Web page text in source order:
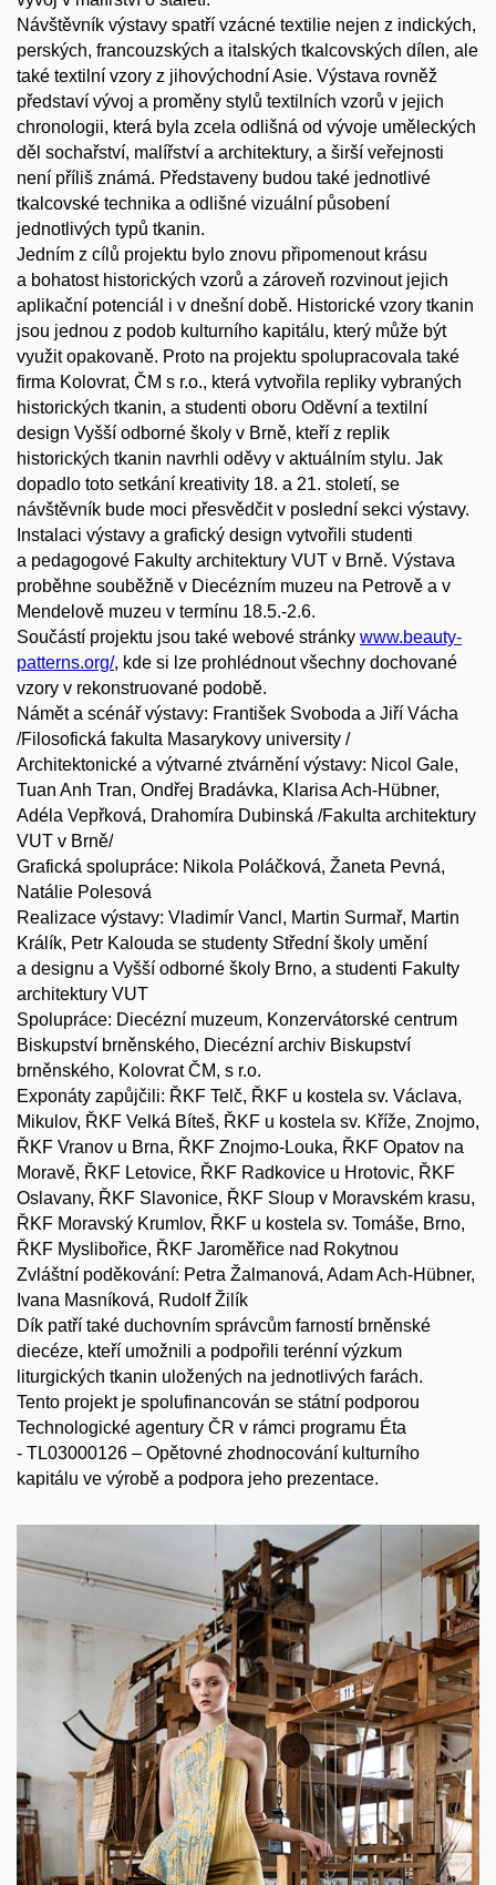
Návštěvník výstavy spatří vzácné textilie nejen z indických,
perských, francouzských a italských tkalcovských dílen, ale
také textilní vzory z jihovýchodní Asie. Výstava rovněž
představí vývoj a proměny stylů textilních vzorů v jejich
chronologii, která byla zcela odlišná od vývoje uměleckých
děl sochařství, malířství a architektury, a širší veřejnosti
není příliš známá. Představeny budou také jednotlivé
tkalcovské technika a odlišné vizuální působení
jednotlivých typů tkanin.
Jedním z cílů projektu bylo znovu připomenout krásu
a bohatost historických vzorů a zároveň rozvinout jejich
aplikační potenciál i v dnešní době. Historické vzory tkanin
jsou jednou z podob kulturního kapitálu, který může být
využit opakovaně. Proto na projektu spolupracovala také
firma Kolovrat, ČM s r.o., která vytvořila repliky vybraných
historických tkanin, a studenti oboru Oděvní a textilní
design Vyšší odborné školy v Brně, kteří z replik
historických tkanin navrhli oděvy v aktuálním stylu. Jak
dopadlo toto setkání kreativity 18. a 21. století, se
návštěvník bude moci přesvědčit v poslední sekci výstavy.
Instalaci výstavy a grafický design vytvořili studenti
a pedagogové Fakulty architektury VUT v Brně. Výstava
proběhne souběžně v Diecézním muzeu na Petrově a v
Mendelově muzeu v termínu 18.5.-2.6.
Součástí projektu jsou také webové stránky www.beauty-
patterns.org/, kde si lze prohlédnout všechny dochované
vzory v rekonstruované podobě.
Námět a scénář výstavy: František Svoboda a Jiří Vácha
/Filosofická fakulta Masarykovy university /
Architektonické a výtvarné ztvárnění výstavy: Nicol Gale,
Tuan Anh Tran, Ondřej Bradávka, Klarisa Ach-Hübner,
Adéla Vepřková, Drahomíra Dubinská /Fakulta architektury
VUT v Brně/
Grafická spolupráce: Nikola Poláčková, Žaneta Pevná,
Natálie Polesová
Realizace výstavy: Vladimír Vancl, Martin Surmař, Martin
Králík, Petr Kalouda se studenty Střední školy umění
a designu a Vyšší odborné školy Brno, a studenti Fakulty
architektury VUT
Spolupráce: Diecézní muzeum, Konzervátorské centrum
Biskupství brněnského, Diecézní archiv Biskupství
brněnského, Kolovrat ČM, s r.o.
Exponáty zapůjčili: ŘKF Telč, ŘKF u kostela sv. Václava,
Mikulov, ŘKF Velká Bíteš, ŘKF u kostela sv. Kříže, Znojmo,
ŘKF Vranov u Brna, ŘKF Znojmo-Louka, ŘKF Opatov na
Moravě, ŘKF Letovice, ŘKF Radkovice u Hrotovic, ŘKF
Oslavany, ŘKF Slavonice, ŘKF Sloup v Moravském krasu,
ŘKF Moravský Krumlov, ŘKF u kostela sv. Tomáše, Brno,
ŘKF Myslibořice, ŘKF Jaroměřice nad Rokytnou
Zvláštní poděkování: Petra Žalmanová, Adam Ach-Hübner,
Ivana Masníková, Rudolf Žilík
Dík patří také duchovním správcům farností brněnské
diecéze, kteří umožnili a podpořili terénní výzkum
liturgických tkanin uložených na jednotlivých farách.
Tento projekt je spolufinancován se státní podporou
Technologické agentury ČR v rámci programu Éta
- TL03000126 – Opětovné zhodnocování kulturního
kapitálu ve výrobě a podpora jeho prezentace.